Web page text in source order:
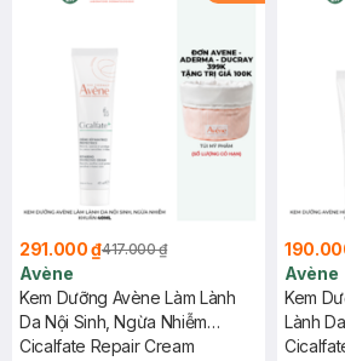
291.000 ₫417.000 ₫
Avène
Kem Dưỡng Avène Làm Lành
Da Nội Sinh, Ngừa Nhiễm
Khuẩn 40ml
Cicalfate Repair Cream
Avène
Kem
Lành
15ml